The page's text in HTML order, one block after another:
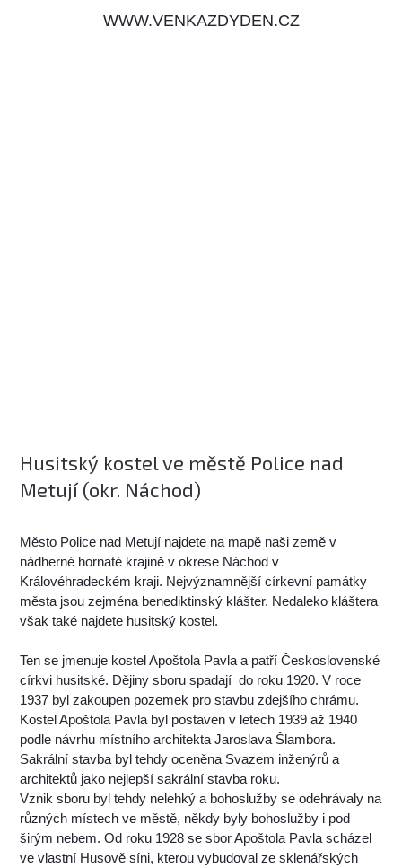
WWW.VENKAZDYDEN.CZ
Husitský kostel ve městě Police nad
Metují (okr. Náchod)
Město Police nad Metují najdete na mapě naši země v
nádherné hornaté krajině v okrese Náchod v
Královéhradeckém kraji. Nejvýznamnější církevní památky
města jsou zejména benediktinský klášter. Nedaleko kláštera
však také najdete husitský kostel.
Ten se jmenuje kostel Apoštola Pavla a patří Československé
církvi husitské. Dějiny sboru spadají do roku 1920. V roce
1937 byl zakoupen pozemek pro stavbu zdejšího chrámu.
Kostel Apoštola Pavla byl postaven v letech 1939 až 1940
podle návrhu místního architekta Jaroslava Šlambora.
Sakrální stavba byl tehdy oceněna Svazem inženýrů a
architektů jako nejlepší sakrální stavba roku.
Vznik sboru byl tehdy nelehký a bohoslužby se odehrávaly na
různých místech ve městě, někdy byly bohoslužby i pod
širým nebem. Od roku 1928 se sbor Apoštola Pavla scházel
ve vlastní Husově síni, kterou vybudoval ze sklenářských